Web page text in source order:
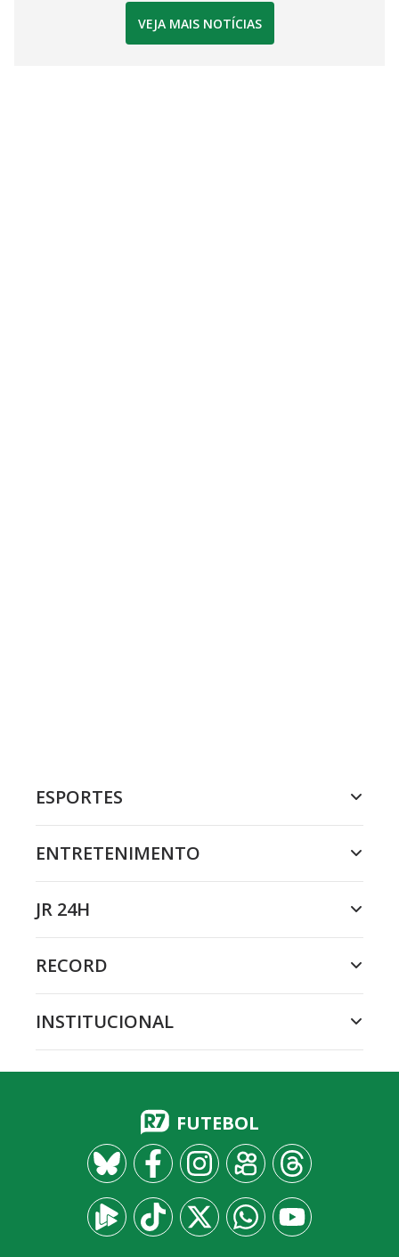
VEJA MAIS NOTÍCIAS
ESPORTES
ENTRETENIMENTO
JR 24H
RECORD
INSTITUCIONAL
FUTEBOL